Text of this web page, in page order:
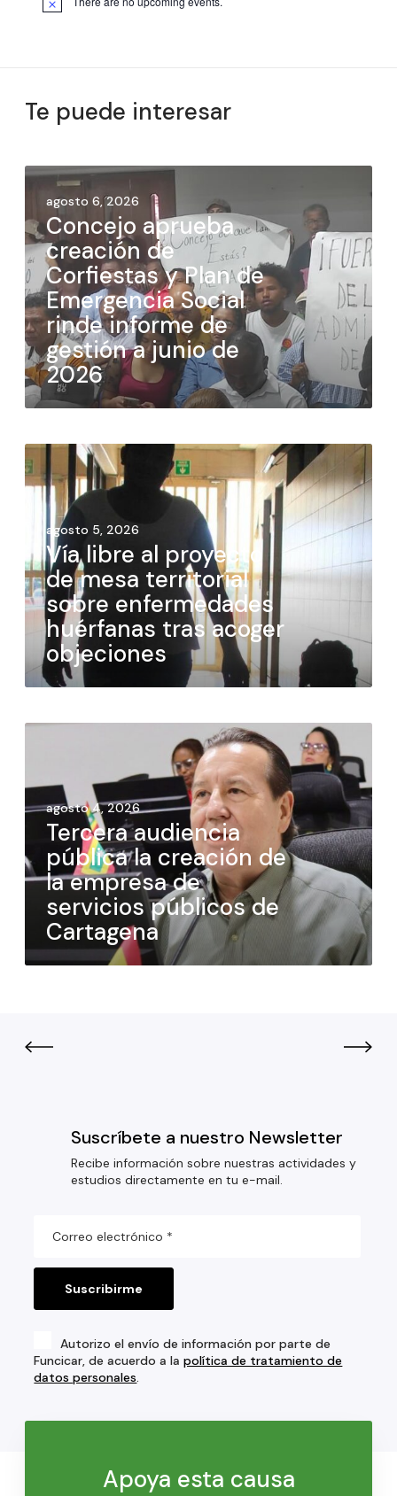
Te puede interesar
agosto 6, 2026
Concejo aprueba
creación de
Corfiestas y Plan de
Emergencia Social
rinde informe de
gestión a junio de
2026
agosto 5, 2026
Vía libre al proyecto
de mesa territorial
sobre enfermedades
huérfanas tras acoger
objeciones
agosto 4, 2026
Tercera audiencia
pública la creación de
la empresa de
servicios públicos de
Cartagena
Suscríbete a nuestro Newsletter
Recibe información sobre nuestras actividades y
estudios directamente en tu e-mail.
Autorizo el envío de información por parte de
Funcicar, de acuerdo a lapolítica de tratamiento de
datos personales.
Apoya esta causa